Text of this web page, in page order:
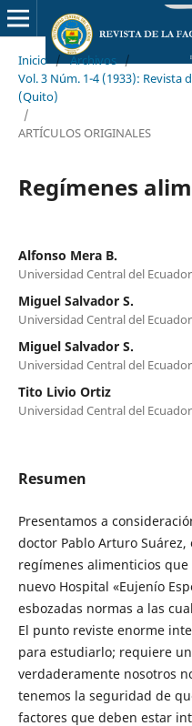
Inicio / Archivos /
Vol. 3 Núm. 1-4 (1933): Revista
(Quito)
/
ARTÍCULOS ORIGINALES
Regímenes
Alfonso Mera B.
Universidad Central del Ecuador
Miguel Salvador S.
Universidad Central del Ecuador
Miguel Salvador S.
Universidad Central del Ecuador
Tito Livio Ortiz
Universidad Central del Ecuador
Resumen
Presentamos a
doctor Pablo Arturo
regímenes alimenticios
nuevo Hospital «Eujenío
esbozadas normas a las
El punto reviste enorme
para estudiarlo; requiere
verdaderamente nosotros
tenemos la seguridad de
factores que deben estar